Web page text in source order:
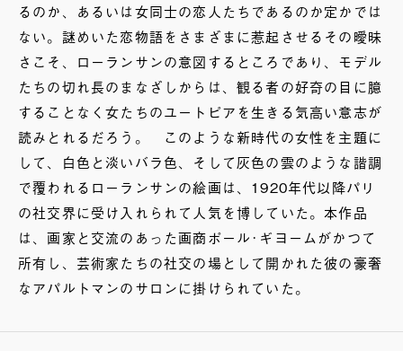
るのか、あるいは女同士の恋人たちであるのか定かでは
ない。謎めいた恋物語をさまざまに惹起させるその曖昧
さこそ、ローランサンの意図するところであり、モデル
たちの切れ長のまなざしからは、観る者の好奇の目に臆
することなく女たちのユートピアを生きる気高い意志が
読みとれるだろう。 このような新時代の女性を主題に
して、白色と淡いバラ色、そして灰色の雲のような諧調
で覆われるローランサンの絵画は、1920年代以降パリ
の社交界に受け入れられて人気を博していた。本作品
は、画家と交流のあった画商ポール･ギヨームがかつて
所有し、芸術家たちの社交の場として開かれた彼の豪奢
なアパルトマンのサロンに掛けられていた。